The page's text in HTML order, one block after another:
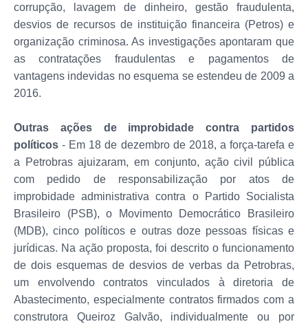
corrupção, lavagem de dinheiro, gestão fraudulenta,
desvios de recursos de instituição financeira (Petros) e
organização criminosa. As investigações apontaram que
as contratações fraudulentas e pagamentos de
vantagens indevidas no esquema se estendeu de 2009 a
2016.
Outras ações de improbidade contra partidos
políticos - Em 18 de dezembro de 2018, a força-tarefa e
a Petrobras ajuizaram, em conjunto, ação civil pública
com pedido de responsabilização por atos de
improbidade administrativa contra o Partido Socialista
Brasileiro (PSB), o Movimento Democrático Brasileiro
(MDB), cinco políticos e outras doze pessoas físicas e
jurídicas. Na ação proposta, foi descrito o funcionamento
de dois esquemas de desvios de verbas da Petrobras,
um envolvendo contratos vinculados à diretoria de
Abastecimento, especialmente contratos firmados com a
construtora Queiroz Galvão, individualmente ou por